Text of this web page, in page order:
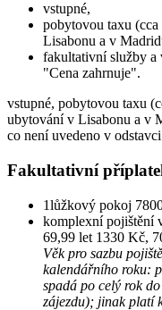
vstupné,
pobytovou taxu
Lisabonu a v
fakultativní služby a
"Cena zahrnuje".
vstupné, pobytovou taxu
ubytování v Lisabonu a v
co není uvedeno v
Fakultativní
1lůžkový pokoj
komplexní pojištění
69,99 let 1330 Kč,
Věk pro sazbu
kalendářního roku:
spadá po celý rok
zájezdu); jinak platí